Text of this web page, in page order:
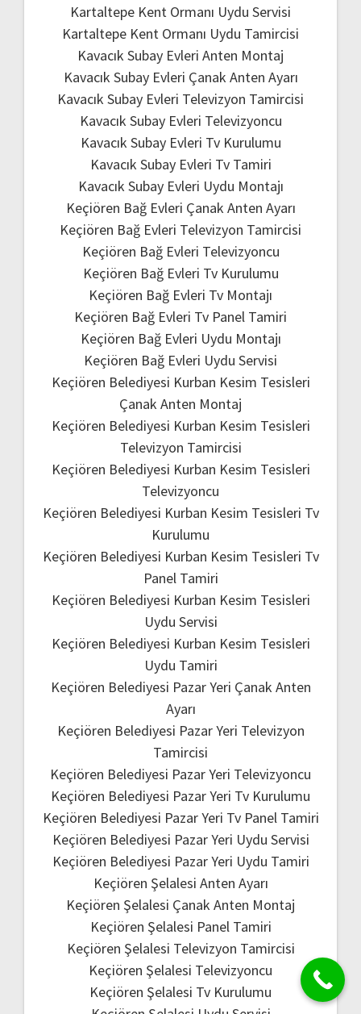
Kartaltepe Kent Ormanı Uydu Servisi
Kartaltepe Kent Ormanı Uydu Tamircisi
Kavacık Subay Evleri Anten Montaj
Kavacık Subay Evleri Çanak Anten Ayarı
Kavacık Subay Evleri Televizyon Tamircisi
Kavacık Subay Evleri Televizyoncu
Kavacık Subay Evleri Tv Kurulumu
Kavacık Subay Evleri Tv Tamiri
Kavacık Subay Evleri Uydu Montajı
Keçiören Bağ Evleri Çanak Anten Ayarı
Keçiören Bağ Evleri Televizyon Tamircisi
Keçiören Bağ Evleri Televizyoncu
Keçiören Bağ Evleri Tv Kurulumu
Keçiören Bağ Evleri Tv Montajı
Keçiören Bağ Evleri Tv Panel Tamiri
Keçiören Bağ Evleri Uydu Montajı
Keçiören Bağ Evleri Uydu Servisi
Keçiören Belediyesi Kurban Kesim Tesisleri
Çanak Anten Montaj
Keçiören Belediyesi Kurban Kesim Tesisleri
Televizyon Tamircisi
Keçiören Belediyesi Kurban Kesim Tesisleri
Televizyoncu
Keçiören Belediyesi Kurban Kesim Tesisleri Tv
Kurulumu
Keçiören Belediyesi Kurban Kesim Tesisleri Tv
Panel Tamiri
Keçiören Belediyesi Kurban Kesim Tesisleri
Uydu Servisi
Keçiören Belediyesi Kurban Kesim Tesisleri
Uydu Tamiri
Keçiören Belediyesi Pazar Yeri Çanak Anten
Ayarı
Keçiören Belediyesi Pazar Yeri Televizyon
Tamircisi
Keçiören Belediyesi Pazar Yeri Televizyoncu
Keçiören Belediyesi Pazar Yeri Tv Kurulumu
Keçiören Belediyesi Pazar Yeri Tv Panel Tamiri
Keçiören Belediyesi Pazar Yeri Uydu Servisi
Keçiören Belediyesi Pazar Yeri Uydu Tamiri
Keçiören Şelalesi Anten Ayarı
Keçiören Şelalesi Çanak Anten Montaj
Keçiören Şelalesi Panel Tamiri
Keçiören Şelalesi Televizyon Tamircisi
Keçiören Şelalesi Televizyoncu
Keçiören Şelalesi Tv Kurulumu